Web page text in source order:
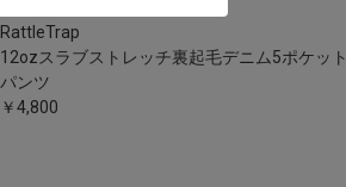
RattleTrap
12ozスラブストレッチ裏起毛デニム5ポケット
パンツ
￥4,800